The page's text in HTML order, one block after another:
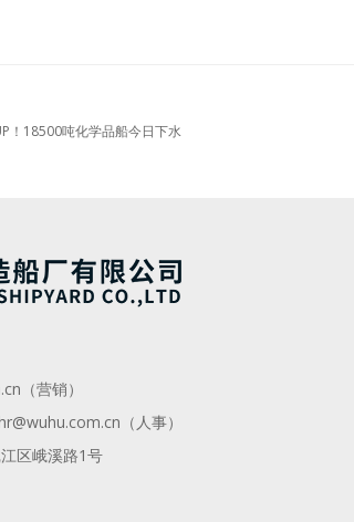
！18500吨化学品船今日下水
（营销）
（人事）
区峨溪路1号